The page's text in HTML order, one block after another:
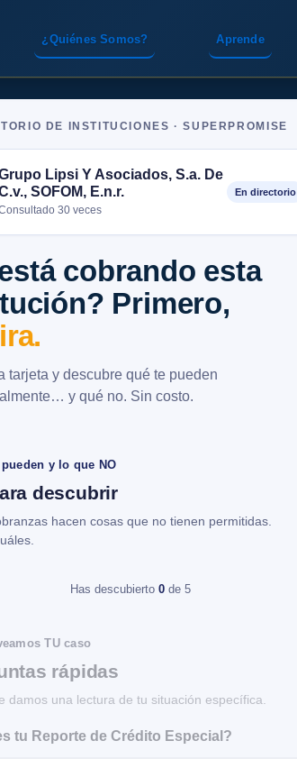
¿Quiénes Somos? Aprende
DE INSTITUCIONES · SUPERPROMISE
Lipsi Y Asociados, S.a. De
SOFOM, E.n.r.
30 veces
En directorio
cobrando esta
Primero,
tarjeta y descubre qué te pueden
y qué no. Sin costo.
y lo que NO
descubrir
hacen cosas que no tienen permitidas.
Has descubierto 0 de 5
TU caso
rápidas
damos una lectura de tu situación específica.
tu Reporte de Crédito Especial?